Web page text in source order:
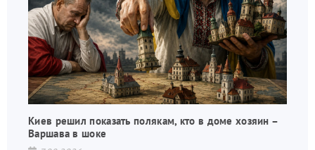
Киев решил показать полякам, кто в доме хозяин –
Варшава в шоке